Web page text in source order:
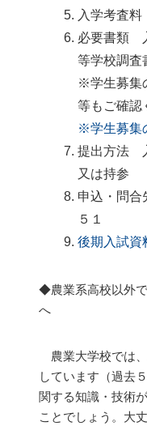
入学考査
必要書類
等学校調査
※学生募集
等もご確認
※学生募集
提出方法
又は持参
申込・問
５１
後期入試資
◆農業系高校以外
へ
農業大学校では
しています（過去
関する知識・技術
ことでしょう。大